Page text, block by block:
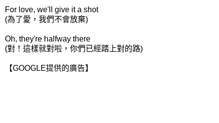
For love, we'll give it a shot
(為了愛，我們不會放棄)
Oh, they're halfway there
(對！這樣就對啦，你們已經踏上對的路)
【GOOGLE提供的廣告】